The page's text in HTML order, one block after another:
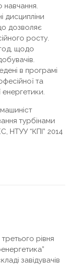
дисципліни
дозволяє
росту.
щодо
в програмі
та
енергетики.
турбінами
НТУУ “КПІ” 2014
рівня
завідувачів